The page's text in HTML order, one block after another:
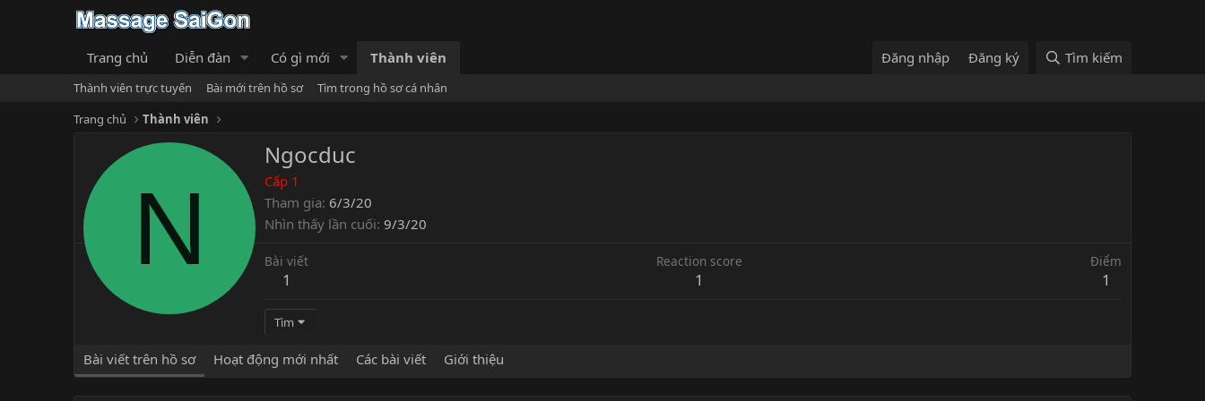
Trang chủ Diễn đàn Có gì mới Thành viên Đăng nhập Đăng ký Tìm kiếm
Thành viên trực tuyến Bài mới trên hồ sơ
Tìm trong hồ sơ cá nhân
Trang chủ
Thành viên
N
Ngocduc
Cấp 1
Tham gia 6/3/20
Nhìn thấy lần cuối 9/3/20
Bài viết
1
Reaction score
1
Điểm
1
Tìm
Bài viết trên hồ sơ Hoạt động mới nhất Các bài viết Giới thiệu